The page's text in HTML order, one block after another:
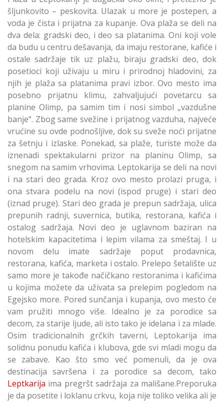
šljunkovito – peskovita. Ulazak u more je postepen, a
voda je čista i prijatna za kupanje. Ova plaža se deli na
dva dela: gradski deo, i deo sa platanima. Oni koji vole
da budu u centru dešavanja, da imaju restorane, kafiće i
ostale sadržaje tik uz plažu, biraju gradski deo, dok
posetioci koji uživaju u miru i prirodnoj hladovini, za
njih je plaža sa platanima pravi izbor. Ovo mesto ima
posebno prijatnu klimu, zahvaljujući povetarcu sa
planine Olimp, pa samim tim i nosi simbol „vazdušne
banje“. Zbog same svežine i prijatnog vazduha, najveće
vrućine su ovde podnošljive, dok su sveže noći prijatne
za šetnju i izlaske. Ponekad, sa plaže, turiste može da
iznenadi spektakularni prizor na planinu Olimp, sa
snegom na samim vrhovima. Leptokarija se deli na novi
i na stari deo grada. Kroz ovo mesto prolazi pruga, i
ona stvara podelu na novi (ispod pruge) i stari deo
(iznad pruge). Stari deo grada je prepun sadržaja, ulica
prepunih radnji, suvernica, butika, restorana, kafića i
ostalog sadržaja. Novi deo je uglavnom baziran na
hotelskim kapacitetima i lepim vilama za smeštaj. I u
novom delu imate sadržaje poput prodavnica,
restorana, kafića, marketa i ostalo. Prelepo šetalište uz
samo more je takođe načičkano restoranima i kafićima
u kojima možete da uživata sa prelepim pogledom na
Egejsko more. Pored sunčanja i kupanja, ovo mesto će
vam pružiti mnogo više. Idealno je za porodice sa
decom, za starije ljude, ali isto tako je idelana i za mlade.
Osim tradicionalnih grčkih taverni, Leptokarija ima
solidnu ponudu kafića i klubova, gde svi mladi mogu da
se zabave. Kao što smo već pomenuli, da je ova
destinacija savršena i za porodice sa decom, tako
Leptkarija ima pregršt sadržaja za mališane.Preporuka
je da posetite i loklanu crkvu, koja nije toliko velika ali je